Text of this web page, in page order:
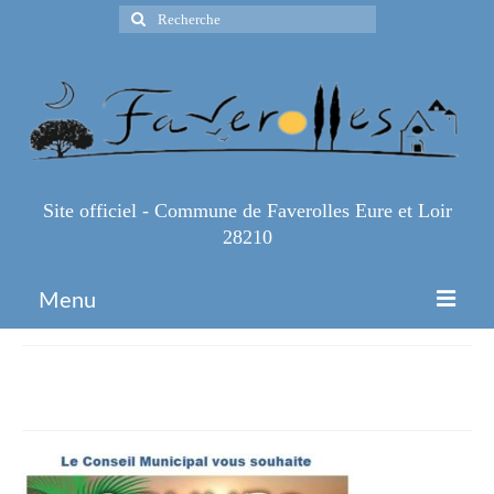
Rechercher
:
Site officiel - Commune de Faverolles Eure et Loir
28210
Menu
Infos Pratiques